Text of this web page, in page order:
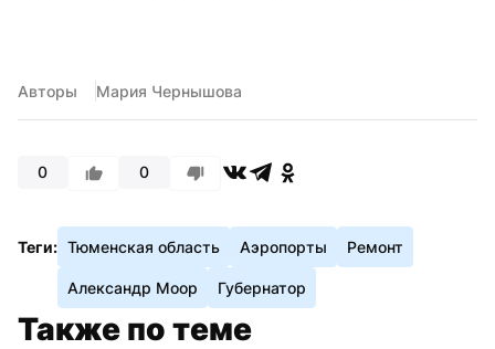
Авторы Мария Чернышова
0 0
Теги: Тюменская область Аэропорты Ремонт
Александр Моор Губернатор
Также по теме